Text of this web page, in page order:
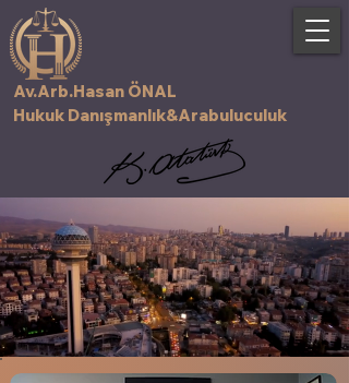
Av.Arb.Hasan ÖNAL
Hukuk Danışmanlık&Arabuluculuk